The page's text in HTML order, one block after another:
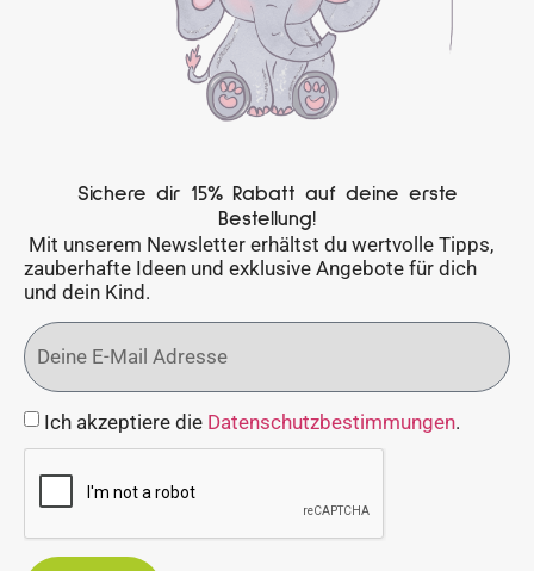
Sichere dir 15% Rabatt auf deine erste
Bestellung!
Mit unserem Newsletter erhältst du wertvolle Tipps,
zauberhafte Ideen und exklusive Angebote für dich
und dein Kind.
Ich akzeptiere die Datenschutzbestimmungen.